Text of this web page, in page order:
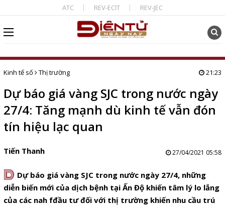
ATC REV-ECIT REV-JEC
Kinh tế số Thị trường 21:23
Dự báo giá vàng SJC trong nước ngày
27/4: Tăng mạnh dù kinh tế vẫn đón
tín hiệu lạc quan
Tiến Thanh 27/04/2021 05:58
D Dự báo giá vàng SJC trong nước ngày 27/4, những
diễn biến mới của dịch bệnh tại Ấn Độ khiến tâm lý lo lắng
của các nah fđầu tư đối với thị trường khiến nhu cầu trú